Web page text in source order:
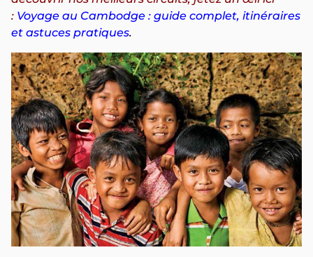
: Voyage au Cambodge : guide complet, itinéraires
et astuces pratiques.